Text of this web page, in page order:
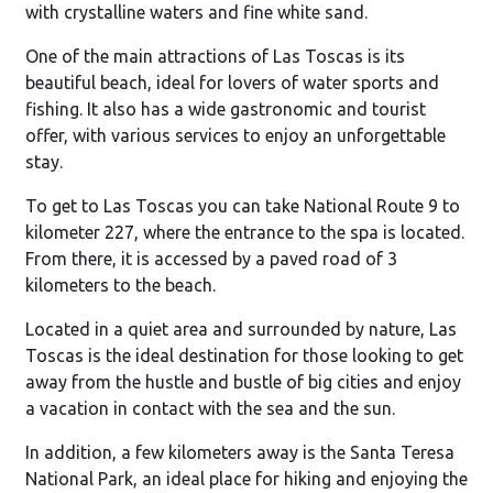
with crystalline waters and fine white sand.
One of the main attractions of Las Toscas is its
beautiful beach, ideal for lovers of water sports and
fishing. It also has a wide gastronomic and tourist
offer, with various services to enjoy an unforgettable
stay.
To get to Las Toscas you can take National Route 9 to
kilometer 227, where the entrance to the spa is located.
From there, it is accessed by a paved road of 3
kilometers to the beach.
Located in a quiet area and surrounded by nature, Las
Toscas is the ideal destination for those looking to get
away from the hustle and bustle of big cities and enjoy
a vacation in contact with the sea and the sun.
In addition, a few kilometers away is the Santa Teresa
National Park, an ideal place for hiking and enjoying the